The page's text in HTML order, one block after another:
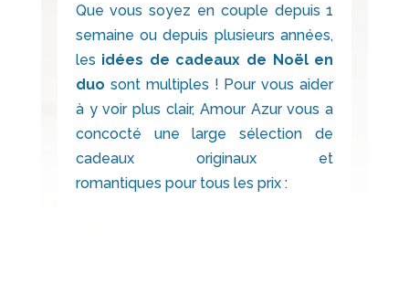
Que vous soyez en couple depuis 1
semaine ou depuis plusieurs années,
les idées de cadeaux de Noël en
duo sont multiples ! Pour vous aider
à y voir plus clair, Amour Azur vous a
concocté une large sélection de
cadeaux originaux et
romantiques pour tous les prix :